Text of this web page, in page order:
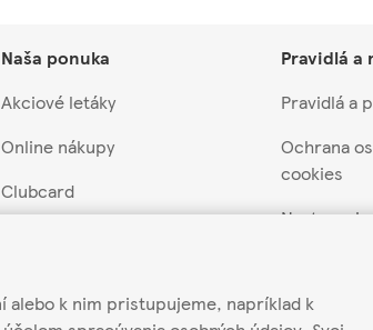
alebo k nim pristupujeme, napríklad k
Naša ponuka
Akciové letáky
Online nákupy
Clubcard
Scan&Shop
Pravidlá a
Pravidlá a
Ochrana
cookies
Pravidlá
Môj účet